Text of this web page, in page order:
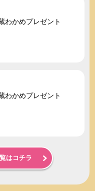
わかめプレゼント
わかめプレゼント
はコチラ